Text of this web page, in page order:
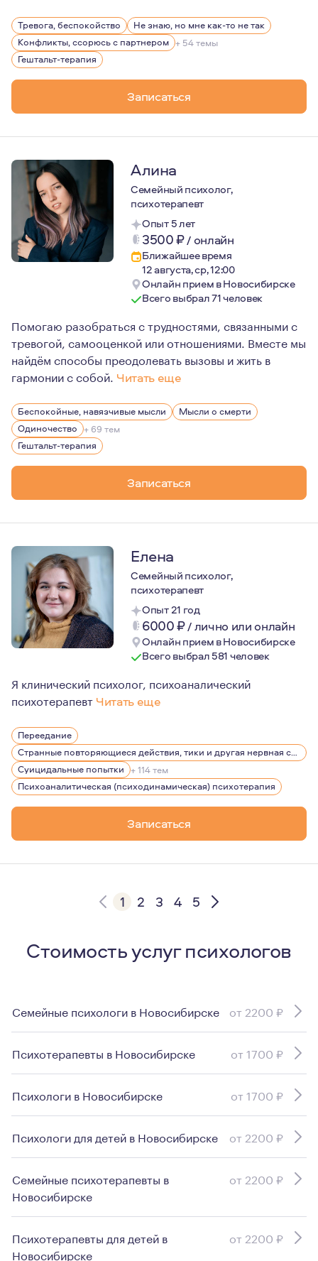
Больше 10 лет работаю онлайн. Мой самый большой
Люблю жизнь, свою семью, книги Макса Фрая, истории
Верю в то, что каждый сам кузнец своего счастья,
Тревога, беспокойство
Не знаю, но мне как-то не так
Конфликты, ссорюсь с партнером + 54 темы
Гештальт-терапия
Записаться
Алина
Семейный психолог,
психотерапевт
Опыт 5 лет
3500₽/ онлайн
Ближайшее время
12 августа, ср, 12:00
Онлайн прием в Новосибирске
Всего выбрал 71 человек
Помогаю разобраться с трудностями, связанными с
тревогой, самооценкой или отношениями. Вместе мы
найдём способы преодолевать вызовы и жить в
гармонии с собой. Читать еще
Больше года живу в эмиграции, что помогает мне
Беспокойные, навязчивые мысли
Мысли о смерти
Одиночество + 69 тем
Гештальт-терапия
Записаться
Елена
Семейный психолог,
психотерапевт
Опыт 21 год
6000₽/лично или онлайн
Онлайн прием в Новосибирске
Всего выбрал 581 человек
Я клинический психолог, психоаналический
психотерапевт Читать еще
В психоаналитической практике я считаю крайне
Переедание
Странные повторяющиеся действия, тики и другая нервная симптоматика
Суицидальные попытки + 114 тем
Психоаналитическая (психодинамическая) психотерапия
Записаться
1 2 3 4 5
Стоимость услуг психологов
Семейные психологи в Новосибирске от 2200 ₽
Психотерапевты в Новосибирске от 1700 ₽
Психологи в Новосибирске от 1700 ₽
Психологи для детей в Новосибирске от 2200 ₽
Семейные психотерапевты в
Новосибирске
от 2200 ₽
Психотерапевты для детей в
Новосибирске
от 2200 ₽